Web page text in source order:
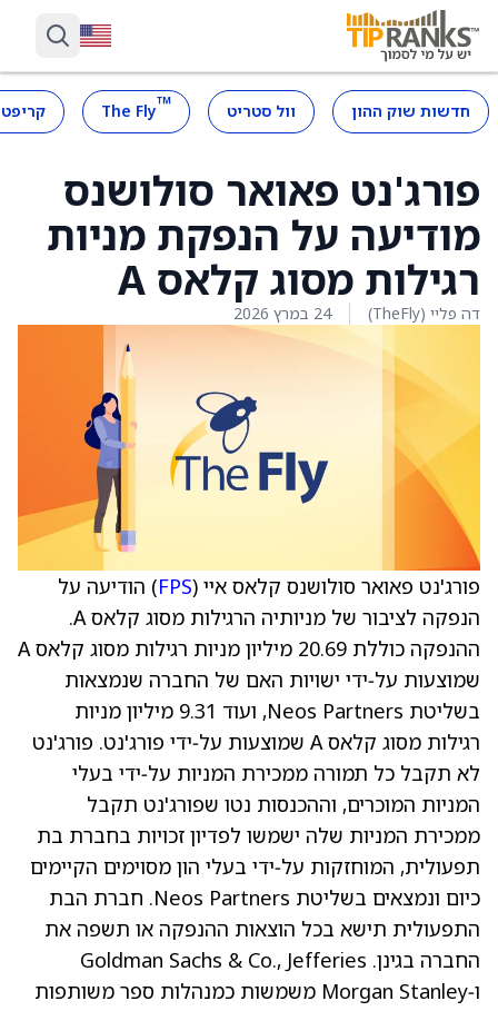
חדשות שוק ההון וול סטריט ™
The Fly
פורג'נט פאואר סולושנס
מודיעה על הנפקת מניות
רגילות מסוג קלאס A
דה פליי (TheFly) 24 במרץ 2026
פורג'נט פאואר סולושנס קלאס איי (FPS) הודיעה על
הנפקה לציבור של מניותיה הרגילות מסוג קלאס A.
ההנפקה כוללת 20.69 מיליון מניות רגילות מסוג קלאס A
שמוצעות על‑ידי ישויות האם של החברה שנמצאות
בשליטת Neos Partners, ועוד 9.31 מיליון מניות
רגילות מסוג קלאס A שמוצעות על‑ידי פורג'נט. פורג'נט
לא תקבל כל תמורה ממכירת המניות על‑ידי בעלי
המניות המוכרים, וההכנסות נטו שפורג'נט תקבל
ממכירת המניות שלה ישמשו לפדיון זכויות בחברת בת
תפעולית, המוחזקות על‑ידי בעלי הון מסוימים הקיימים
כיום ונמצאים בשליטת Neos Partners. חברת הבת
התפעולית תישא בכל הוצאות ההנפקה או תשפה את
החברה בגינן. Goldman Sachs & Co., Jefferies
ו‑Morgan Stanley משמשות כמנהלות ספר משותפות